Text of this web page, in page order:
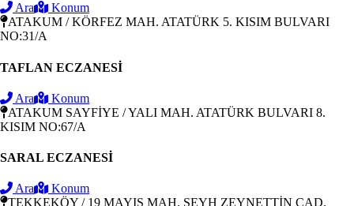
Ara
Konum
ATAKUM / KÖRFEZ MAH. ATATÜRK 5. KISIM BULVARI
NO:31/A
TAFLAN ECZANESİ
Ara
Konum
ATAKUM SAYFİYE / YALI MAH. ATATÜRK BULVARI 8.
KISIM NO:67/A
SARAL ECZANESİ
Ara
Konum
TEKKEKÖY / 19 MAYIS MAH. ŞEYH ZEYNETTİN CAD.